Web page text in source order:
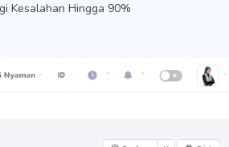
Kesalahan Hingga 90%